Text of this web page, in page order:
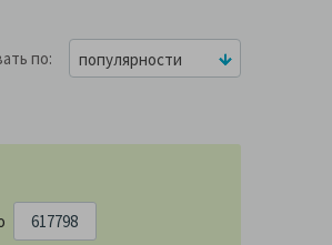
по популярности